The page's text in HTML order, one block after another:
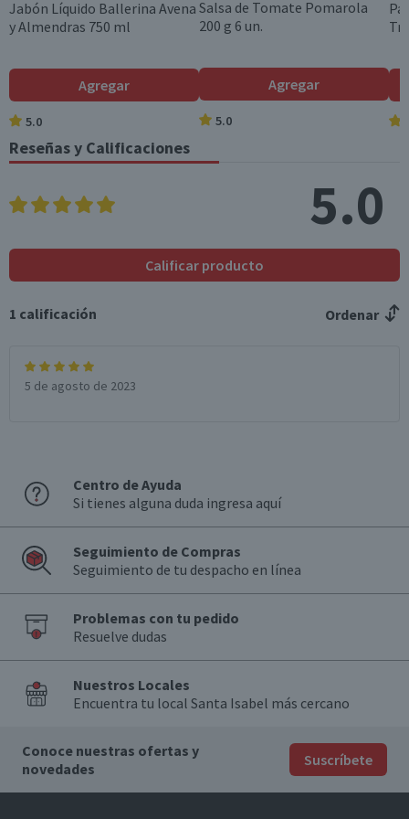
Jabón Líquido Ballerina Avena
y Almendras 750 ml
Agregar
5.0
Salsa de Tomate Pomarola
200 g 6 un.
Agregar
5.0
Reseñas y Calificaciones
5.0
Calificar producto
1 calificación Ordenar
5 de agosto de 2023
Centro de Ayuda
Si tienes alguna duda ingresa aquí
Seguimiento de Compras
Seguimiento de tu despacho en línea
Problemas con tu pedido
Resuelve dudas
Nuestros Locales
Encuentra tu local Santa Isabel más cercano
Conoce nuestras ofertas y
novedades
Suscríbete